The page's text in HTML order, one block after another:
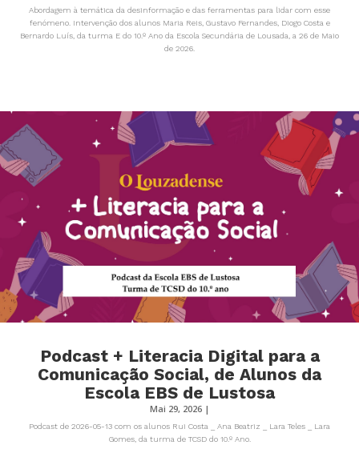
Abordagem à temática da desinformação e das ferramentas para lidar com esse
fenómeno. Intervenção dos alunos Maria Reis, Gustavo Fernandes, Diogo Costa e
Bernardo Luís, da turma E do 10.º Ano da Escola Secundária de Lousada, a 26 de Maio
de 2026.
Podcast + Literacia Digital para a
Comunicação Social, de Alunos da
Escola EBS de Lustosa
Mai 29, 2026|
Podcast de 2026-05-13 com os alunos Rui Costa _ Ana Beatriz _ Lara Teles _ Lara
Gomes, da turma de TCSD do 10.º Ano.